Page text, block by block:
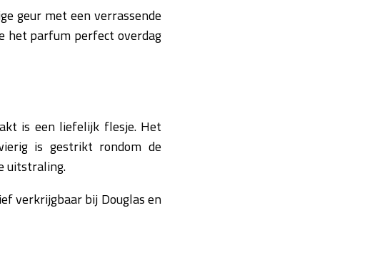
geur met een verrassende
het parfum perfect overdag
is een liefelijk flesje. Het
is gestrikt rondom de
uitstraling.
verkrijgbaar bij Douglas en